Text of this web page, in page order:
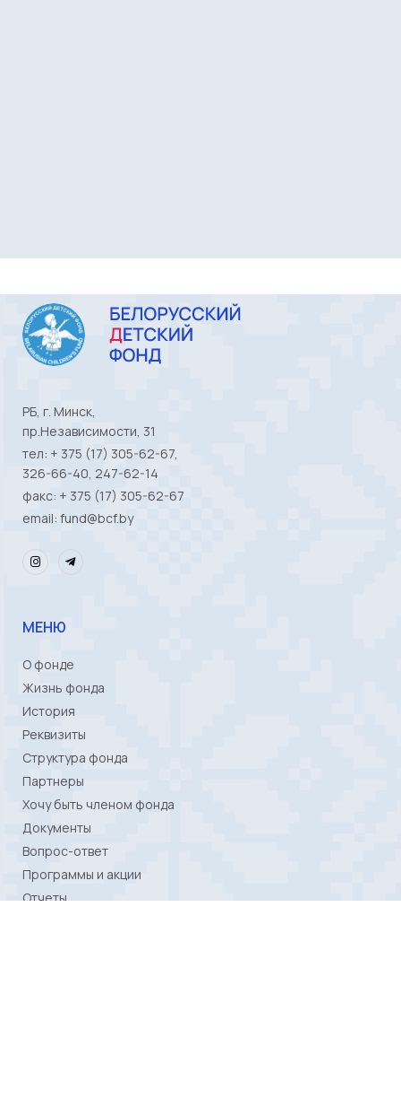
РБ, г. Минск,
пр.Независимости, 31
тел: + 375 (17) 305-62-67,
326-66-40, 247-62-14
факс: + 375 (17) 305-62-67
email: fund@bcf.by
МЕНЮ
О фонде
Жизнь фонда
История
Реквизиты
Структура фонда
Партнеры
Хочу быть членом фонда
Документы
Вопрос-ответ
Программы и акции
Отчеты